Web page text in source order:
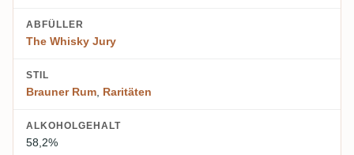
ABFÜLLER
The Whisky Jury
STIL
Brauner Rum, Raritäten
ALKOHOLGEHALT
58,2%